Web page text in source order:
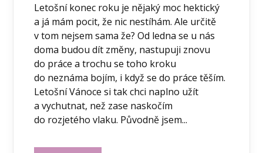
Letošní konec roku je nějaký moc hektický
a já mám pocit, že nic nestíhám. Ale určitě
v tom nejsem sama že? Od ledna se u nás
doma budou dít změny, nastupuji znovu
do práce a trochu se toho kroku
do neznáma bojím, i když se do práce těším.
Letošní Vánoce si tak chci naplno užít
a vychutnat, než zase naskočím
do rozjetého vlaku. Původně jsem...